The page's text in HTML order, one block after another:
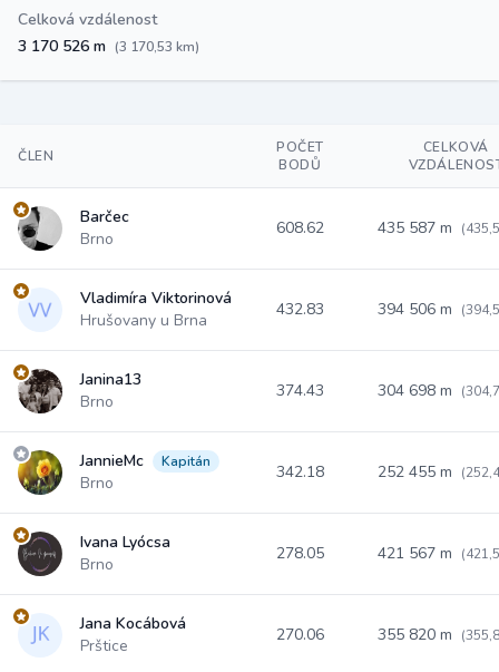
Celková vzdálenost
3 170 526 m (3 170,53 km)
ČLEN
POČET
BODŮ
CELKOVÁ
Barčec
Brno
608.62 435 587 m
Vladimíra Viktorinová
Hrušovany u Brna
432.83 394 506 m
Janina13
Brno
374.43 304 698 m
JannieMc Kapitán
Brno
342.18 252 455 m
Ivana Lyócsa
Brno
278.05 421 567 m
Jana Kocábová
Prštice
270.06 355 820 m